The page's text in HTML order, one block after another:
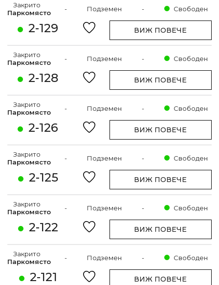
2-129
Закрито
Паркомясто
- Подземен - Свободен
ВИЖ ПОВЕЧЕ
2-128
Закрито
Паркомясто
- Подземен - Свободен
ВИЖ ПОВЕЧЕ
2-126
Закрито
Паркомясто
- Подземен - Свободен
ВИЖ ПОВЕЧЕ
2-125
Закрито
Паркомясто
- Подземен - Свободен
ВИЖ ПОВЕЧЕ
2-122
Закрито
Паркомясто
- Подземен - Свободен
ВИЖ ПОВЕЧЕ
2-121
Закрито
Паркомясто
- Подземен - Свободен
ВИЖ ПОВЕЧЕ